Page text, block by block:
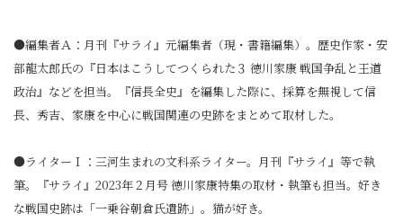
●編集者Ａ：月刊『サライ』元編集者（現・書籍編集）。歴史作家・安
部龍太郎氏の『日本はこうしてつくられた３ 徳川家康 戦国争乱と王道
政治』などを担当。『信長全史』を編集した際に、採算を無視して信
長、秀吉、家康を中心に戦国関連の史跡をまとめて取材した。
●ライターＩ：三河生まれの文科系ライター。月刊『サライ』等で執
筆。『サライ』2023年２月号 徳川家康特集の取材・執筆も担当。好き
な戦国史跡は「一乗谷朝倉氏遺跡」。猫が好き。